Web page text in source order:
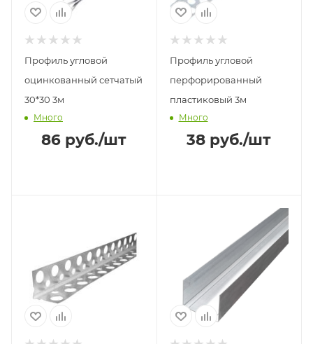
Профиль угловой
оцинкованный сетчатый
30*30 3м
Много
86 руб./шт
Профиль угловой
перфорированный
пластиковый 3м
Много
38 руб./шт